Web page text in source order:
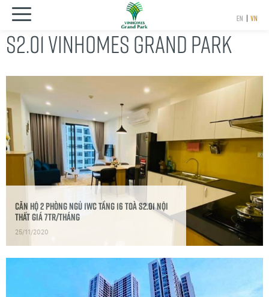
EN | VN
S2.01 VINHOMES GRAND PARK
Căn hộ 2 phòng ngủ 1wc tầng 16 Toà S2.01 Nội
thất giá 7tr/tháng
25/11/2020